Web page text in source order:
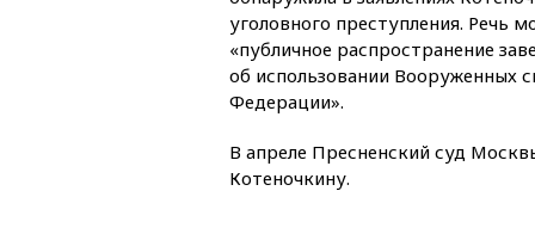
уголовного преступления. Речь
«публичное распространение
об использовании Вооруженных
Федерации».
В апреле Пресненский суд
Котеночкину.